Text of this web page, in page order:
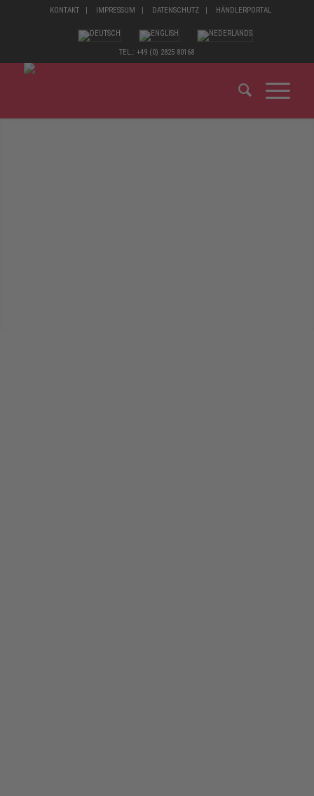
KONTAKT IMPRESSUM DATENSCHUTZ HÄNDLERPORTAL
TEL.: +49 (0) 2825 80168